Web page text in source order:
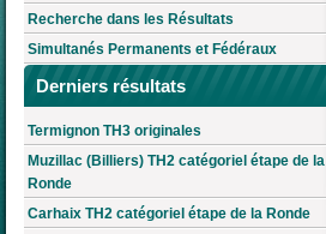
Recherche dans les Résultats
Simultanés Permanents et Fédéraux
Derniers résultats
Termignon TH3 originales
Muzillac (Billiers) TH2 catégoriel étape de la
Ronde
Carhaix TH2 catégoriel étape de la Ronde